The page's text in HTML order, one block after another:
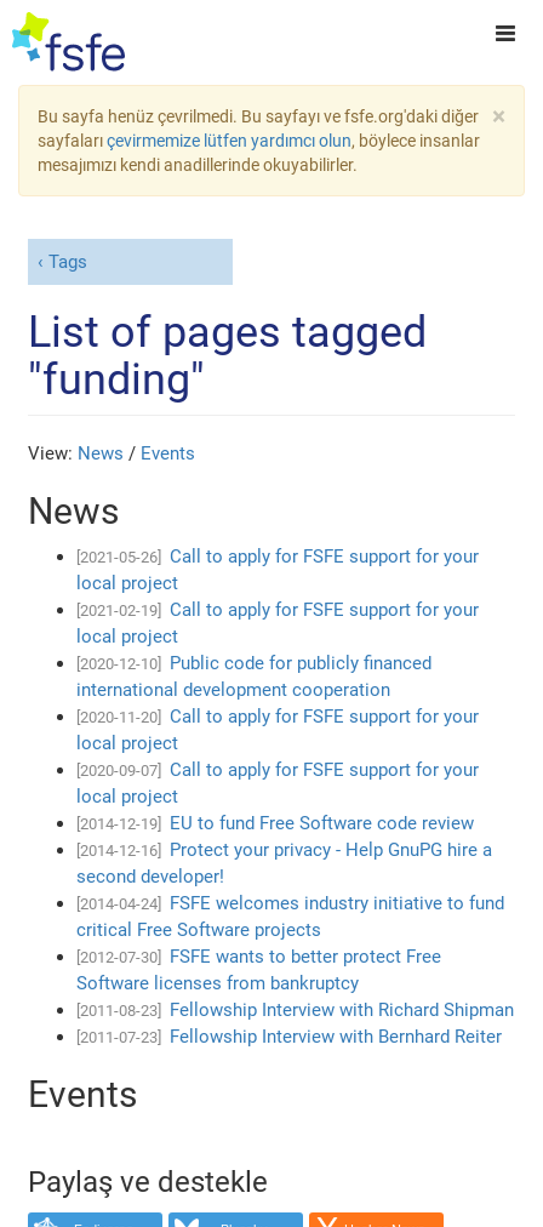
×
Bu sayfa henüz çevrilmedi. Bu sayfayı ve fsfe.org'daki diğer
sayfalarıçevirmemize lütfen yardımcı olun, böylece insanlar
mesajımızı kendi anadillerinde okuyabilirler.
Tags
List of pages tagged
"funding"
View: News / Events
News
[2021-05-26]
Call to apply for FSFE support for your
local project
[2021-02-19]
Call to apply for FSFE support for your
local project
[2020-12-10]
Public code for publicly financed
international development cooperation
[2020-11-20]
Call to apply for FSFE support for your
local project
[2020-09-07]
Call to apply for FSFE support for your
local project
[2014-12-19] EU to fund Free Software code review
[2014-12-16]
Protect your privacy - Help GnuPG hire a
second developer!
[2014-04-24]
FSFE welcomes industry initiative to fund
critical Free Software projects
[2012-07-30]
FSFE wants to better protect Free
Software licenses from bankruptcy
[2011-08-23] Fellowship Interview with Richard Shipman
[2011-07-23] Fellowship Interview with Bernhard Reiter
Events
Paylaş ve destekle